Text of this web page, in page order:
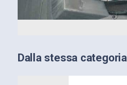
Dalla stessa categoria